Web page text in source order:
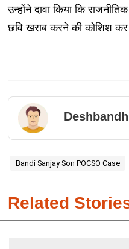
उन्होंने दावा किया कि
छवि खराब करने की कोशिश
Bandi Sanjay Son POCSO Case
Related